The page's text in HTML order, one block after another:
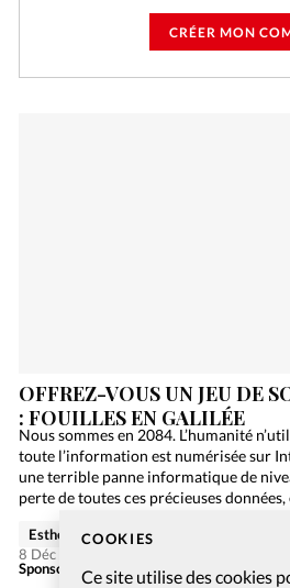
COOKIES
Ce site utilise des cookies
CRÉER MON
OFFREZ-VOUS UN JEU DE
: FOUILLES EN GALILÉE
Nous sommes en 2084. L’humanité
toute l’information est numérisée sur
une terrible panne informatique de
perte de toutes ces précieuses
Sponsorisé - Alliance Biblilque Française
Esther Hänggi
8 Déc 2020